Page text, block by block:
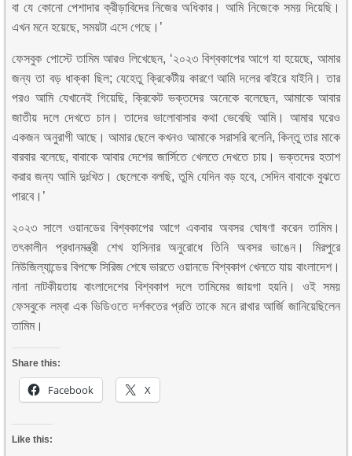
বা যে কোনো পেশাদার ক্রীড়াবিদের নিজের অধিকার। আমি নিজেকে সময় দিয়েছি।
এখন মনে হয়েছে, সময়টা এসে গেছে।’
ফেসবুক পোস্টে তামিম আরও লিখেছেন, ‘২০২৩ বিশ্বকাপের আগে যা হয়েছে, আমার
জন্য তা বড় ধাক্কা ছিল; যেহেতু ক্রিকেটীয় কারণে আমি দলের বাইরে যাইনি। তার
পরও আমি যেখানেই গিয়েছি, ক্রিকেট ভক্তদের অনেকে বলেছেন, আমাকে আবার
জাতীয় দলে দেখতে চান। তাদের ভালোবাসার কথা ভেবেছি আমি। আমার ঘরেও
একজন অনুরাগী আছে। আমার ছেলে কখনও আমাকে সরাসরি বলেনি, কিন্তু তার মাকে
বারবার বলেছে, বাবাকে আবার দেশের জার্সিতে খেলতে দেখতে চায়। ভক্তদের হতাশ
করার জন্য আমি দুঃখিত। ছেলেকে বলছি, তুমি যেদিন বড় হবে, সেদিন বাবাকে বুঝতে
পারবে।’
২০২৩ সালে ওয়ানডের বিশ্বকাপের আগে একবার অবসর ঘোষণা করেন তামিম।
তৎকালীন প্রধানমন্ত্রী শেখ হাসিনার অনুরোধে তিনি অবসর ভাঙেন। মিরপুরে
নিউজিল্যান্ডের বিপক্ষে সিরিজ শেষে ভারতে ওয়ানডে বিশ্বকাপ খেলতে যায় বাংলাদেশ।
নানা নাটকীয়তায় বাংলাদেশের বিশ্বকাপ দলে তামিমের জায়গা হয়নি। ওই সময়
ফেসবুকে লম্বা এক ভিডিওতে দর্শকতের প্রতি তাকে মনে রাখার আর্জি জানিয়েছিলেন
তামিম।
Share this:
Facebook X
Like this: